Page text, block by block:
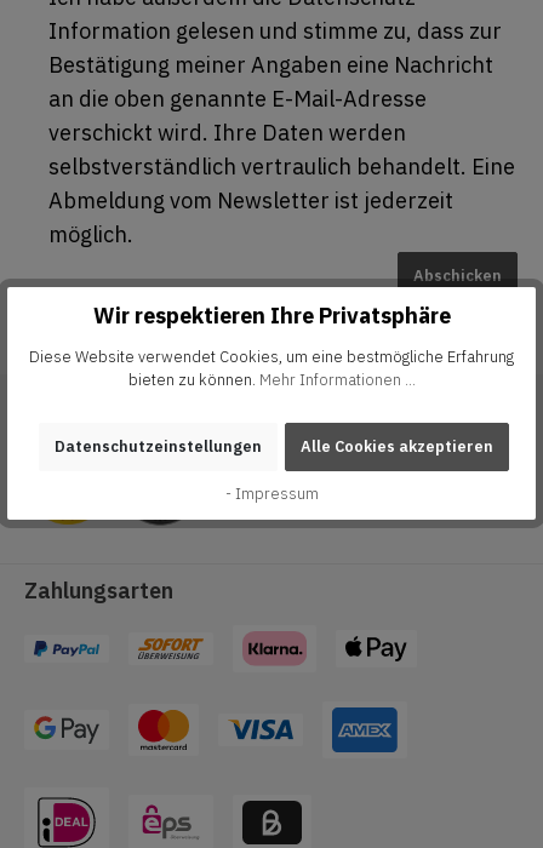
Information gelesen und stimme zu, dass zur
Bestätigung meiner Angaben eine Nachricht
an die oben genannte E-Mail-Adresse
verschickt wird. Ihre Daten werden
selbstverständlich vertraulich behandelt. Eine
Abmeldung vom Newsletter ist jederzeit
möglich.
Abschicken
Zahlungsarten
Wir respektieren Ihre Privatsphäre
Diese Website verwendet Cookies, um eine bestmögliche Erfahrung
bieten zu können. Mehr Informationen ...
Datenschutzeinstellungen Alle Cookies akzeptieren
- Impressum